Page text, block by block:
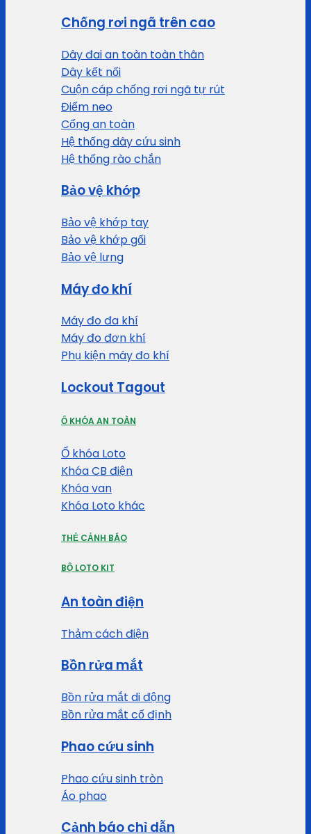
Chống rơi ngã trên cao
Dây đai an toàn toàn thân
Dây kết nối
Cuộn cáp chống rơi ngã tự rút
Điểm neo
Cổng an toàn
Hệ thống dây cứu sinh
Hệ thống rào chắn
Bảo vệ khớp
Bảo vệ khớp tay
Bảo vệ khớp gối
Bảo vệ lưng
Máy đo khí
Máy đo đa khí
Máy đo đơn khí
Phụ kiện máy đo khí
Lockout Tagout
Ổ KHÓA AN TOÀN
Ổ khóa Loto
Khóa CB điện
Khóa van
Khóa Loto khác
THẺ CẢNH BÁO
BỘ LOTO KIT
An toàn điện
Thảm cách điện
Bồn rửa mắt
Bồn rửa mắt di động
Bồn rửa mắt cố định
Phao cứu sinh
Phao cứu sinh tròn
Áo phao
Cảnh báo chỉ dẫn